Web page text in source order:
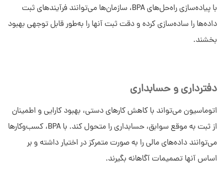
با پیاده‌سازی راه‌حل‌های BPA، سازمان‌ها می‌توانند فرآیندهای ثبت
داده‌ها را ساده‌سازی کرده و دقت ثبت آنها را به‌طور قابل ‌توجهی بهبود
بخشند.
دفترداری و حسابداری
اتوماسیون می‌تواند با کاهش کارهای دستی، بهبود کارایی و اطمینان
از ثبت به موقع سوابق، حسابداری را متحول کند. با BPA، کسب‌وکارها
می‌توانند داده‌های مالی را به صورت متمرکز در اختیار داشته و بر
اساس آنها تصمیمات آگاهانه بگیرند.